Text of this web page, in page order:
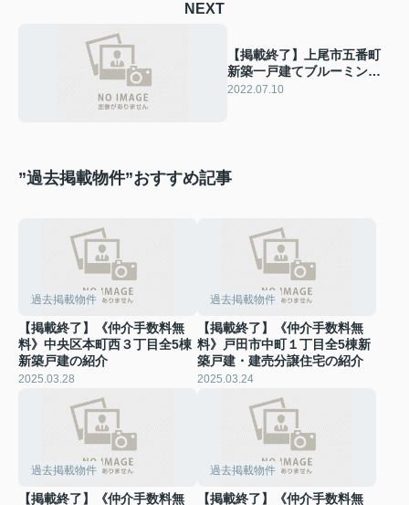
NEXT
【掲載終了】上尾市五番町
新築一戸建てブルーミング
ガーデン
2022.07.10
”過去掲載物件”おすすめ記事
過去掲載物件
【掲載終了】《仲介手数料無
料》中央区本町西３丁目全5棟
新築戸建の紹介
2025.03.28
過去掲載物件
【掲載終了】《仲介手数料無
料》戸田市中町１丁目全5棟新
築戸建・建売分譲住宅の紹介
2025.03.24
過去掲載物件
【掲載終了】《仲介手数料無
過去掲載物件
【掲載終了】《仲介手数料無